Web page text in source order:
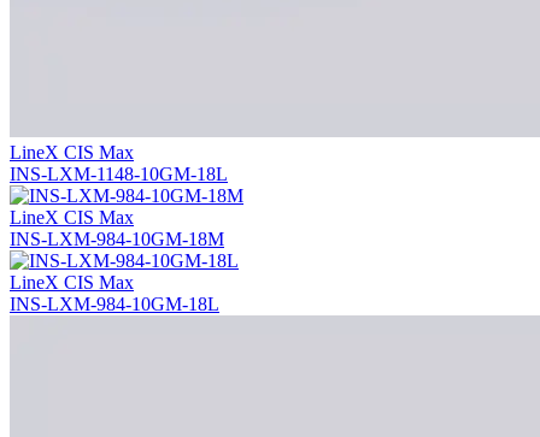
LineX CIS Max
INS-LXM-1148-10GM-18L
LineX CIS Max
INS-LXM-984-10GM-18M
LineX CIS Max
INS-LXM-984-10GM-18L